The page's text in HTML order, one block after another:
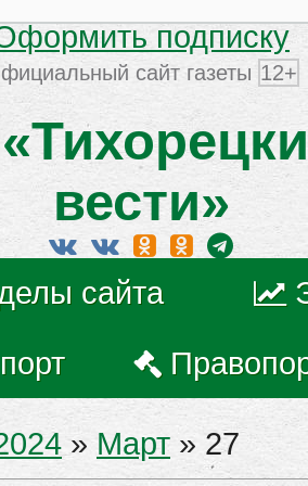
подписку
сайт газеты 12+
вести»
сайта
» Март » 27